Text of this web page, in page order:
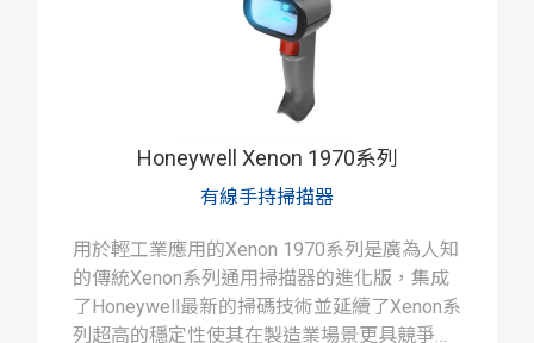
Honeywell Xenon 1970系列
有線手持掃描器
用於輕工業應用的Xenon 1970系列是廣為人知
的傳統Xenon系列通用掃描器的進化版，集成
了Honeywell最新的掃碼技術並延續了Xenon系
列超高的穩定性使其在製造業場景更具競爭